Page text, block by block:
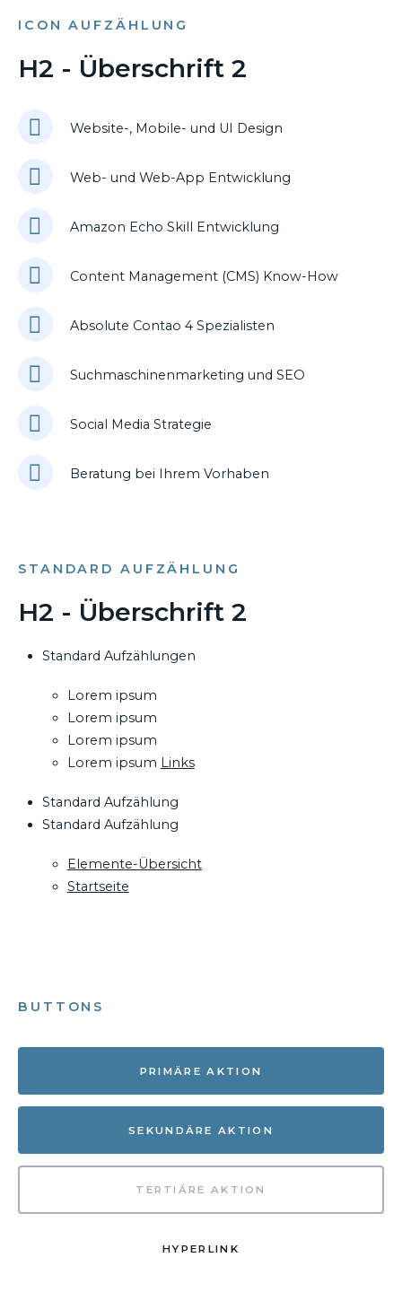
ICON AUFZÄHLUNG
H2 - Überschrift 2
Website-, Mobile- und UI Design
Web- und Web-App Entwicklung
Amazon Echo Skill Entwicklung
Content Management (CMS) Know-How
Absolute Contao 4 Spezialisten
Suchmaschinenmarketing und SEO
Social Media Strategie
Beratung bei Ihrem Vorhaben
STANDARD AUFZÄHLUNG
H2 - Überschrift 2
Standard Aufzählungen
Lorem ipsum
Lorem ipsum
Lorem ipsum
Lorem ipsum Links
Standard Aufzählung
Standard Aufzählung
Elemente-Übersicht
Startseite
BUTTONS
PRIMÄRE AKTION
SEKUNDÄRE AKTION
TERTIÄRE AKTION
HYPERLINK